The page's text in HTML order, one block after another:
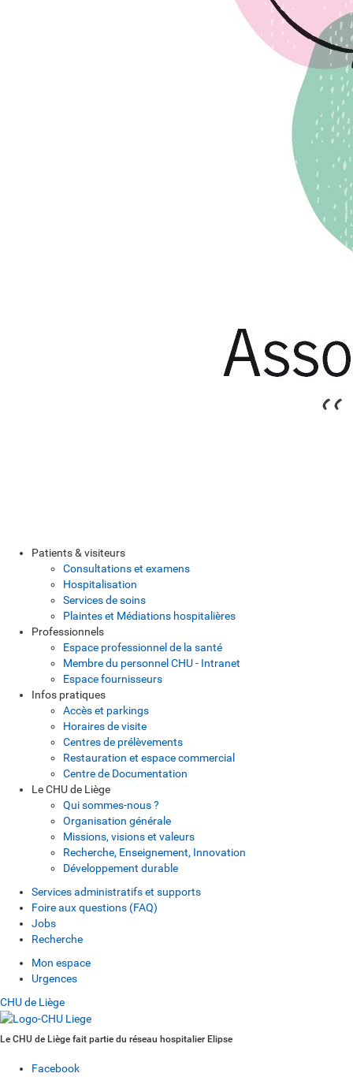
Patients & visiteurs
Consultations et examens
Hospitalisation
Services de soins
Plaintes et Médiations hospitalières
Professionnels
Espace professionnel de la santé
Membre du personnel CHU - Intranet
Espace fournisseurs
Infos pratiques
Accès et parkings
Horaires de visite
Centres de prélèvements
Restauration et espace commercial
Centre de Documentation
Le CHU de Liège
Qui sommes-nous ?
Organisation générale
Missions, visions et valeurs
Recherche, Enseignement, Innovation
Développement durable
Services administratifs et supports
Foire aux questions (FAQ)
Jobs
Recherche
Mon espace
Urgences
CHU de Liège
Le CHU de Liège fait partie du réseau hospitalier Elipse
Facebook